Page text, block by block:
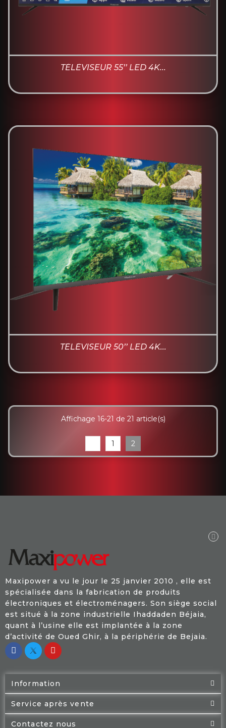
TÉLÉVISEUR 55’’ LED 4K...
TÉLÉVISEUR 50’’ LED 4K...
Affichage 16-21 de 21 article(s)
1 2
Maxipower a vu le jour le 25 janvier 2010 , elle est
spécialisée dans la fabrication de produits
électroniques et électroménagers. Son siège social
est situé à la zone industrielle Ihaddaden Béjaia,
quant à l’usine elle est implantée à la zone
d’activité de Oued Ghir, à la périphérie de Bejaia.
Information
Service après vente
Contactez nous